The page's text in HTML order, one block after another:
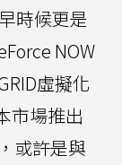
時候更是
NOW
虛擬化
市場推出
或許是與